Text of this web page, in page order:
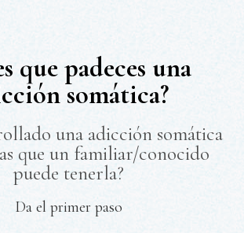
que padeces una
somática?
una adicción somática
que un familiar/conocido
puede tenerla?
Da el primer paso